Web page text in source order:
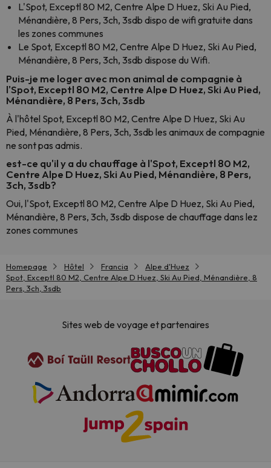
L'Spot, Exceptl 80 M2, Centre Alpe D Huez, Ski Au Pied,
Ménandière, 8 Pers, 3ch, 3sdb dispo de wifi gratuite dans
les zones communes
Le Spot, Exceptl 80 M2, Centre Alpe D Huez, Ski Au Pied,
Ménandière, 8 Pers, 3ch, 3sdb dispose du Wifi.
Puis-je me loger avec mon animal de compagnie à
l'Spot, Exceptl 80 M2, Centre Alpe D Huez, Ski Au Pied,
Ménandière, 8 Pers, 3ch, 3sdb
À l'hôtel Spot, Exceptl 80 M2, Centre Alpe D Huez, Ski Au
Pied, Ménandière, 8 Pers, 3ch, 3sdb les animaux de compagnie
ne sont pas admis.
est-ce qu'il y a du chauffage à l'Spot, Exceptl 80 M2,
Centre Alpe D Huez, Ski Au Pied, Ménandière, 8 Pers,
3ch, 3sdb?
Oui, l'Spot, Exceptl 80 M2, Centre Alpe D Huez, Ski Au Pied,
Ménandière, 8 Pers, 3ch, 3sdb dispose de chauffage dans lez
zones communes
Homepage Hôtel Francia
Alpe d'Huez
Spot, Exceptl 80 M2, Centre Alpe D Huez, Ski Au Pied, Ménandière, 8
Pers, 3ch, 3sdb
Sites web de voyage et partenaires